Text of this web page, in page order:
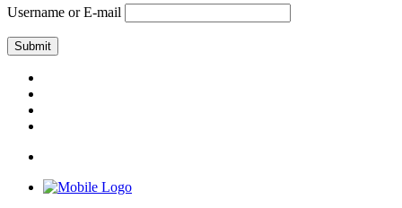
Username or E-mail